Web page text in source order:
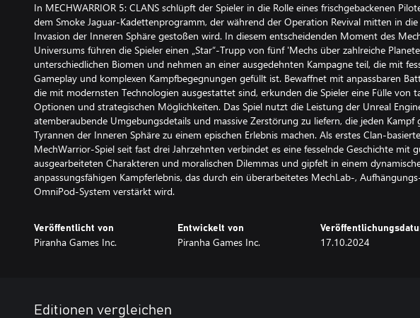
In MECHWARRIOR 5: CLANS schlüpft der Spieler in die Rolle eines frischgebackenen
dem Smoke Jaguar-Kadettenprogramm, der während der Operation Revival mitten in die
Invasion der Inneren Sphäre gestoßen wird. In diesem entscheidenden Moment des
Universums führen die Spieler einen „Star“-Trupp von fünf 'Mechs über zahlreiche
unterschiedlichen Biomen und nehmen an einer ausgedehnten Kampagne teil, die mit
Gameplay und komplexen Kampfbegegnungen gefüllt ist. Bewaffnet mit anpassbaren
die mit modernsten Technologien ausgestattet sind, erkunden die Spieler eine Fülle von
Optionen und strategischen Möglichkeiten. Das Spiel nutzt die Leistung der Unreal
atemberaubende Umgebungsdetails und massive Zerstörung zu liefern, die jeden Kampf
Tyrannen der Inneren Sphäre zu einem epischen Erlebnis machen. Als erstes Clan-
MechWarrior-Spiel seit fast drei Jahrzehnten verbindet es eine fesselnde Geschichte mit
ausgearbeiteten Charakteren und moralischen Dilemmas und gipfelt in einem
anpassungsfähigen Kampferlebnis, das durch ein überarbeitetes MechLab-,
OmniPod-System verstärkt wird.
Veröffentlicht von
Piranha Games Inc.
Entwickelt von
Piranha Games Inc. 17.10.2024
Editionen vergleichen